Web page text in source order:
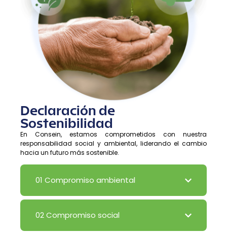
Declaración de
Sostenibilidad
En Consein, estamos comprometidos con nuestra
responsabilidad social y ambiental, liderando el cambio
hacia un futuro más sostenible.
01 Compromiso ambiental
02 Compromiso social